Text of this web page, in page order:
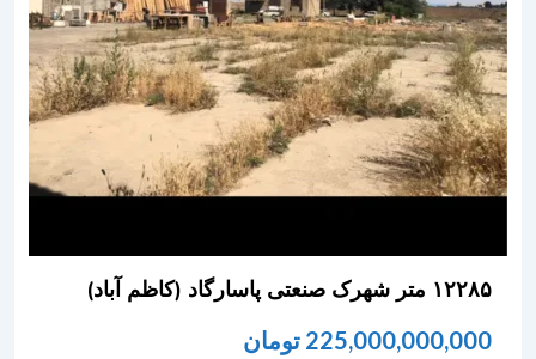
۱۲۲۸۵ متر شهرک صنعتی پاسارگاد (کاظم آباد)
225,000,000,000 تومان